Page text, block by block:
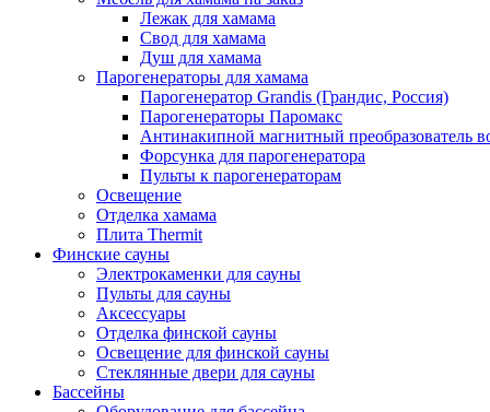
Лежак для хамама
Свод для хамама
Душ для хамама
Парогенераторы для хамама
Парогенератор Grandis (Грандис, Россия)
Парогенераторы Паромакс
Антинакипной магнитный преобразователь
Форсунка для парогенератора
Пульты к парогенераторам
Освещение
Отделка хамама
Плита Thermit
Финские сауны
Электрокаменки для сауны
Пульты для сауны
Аксессуары
Отделка финской сауны
Освещение для финской сауны
Стеклянные двери для сауны
Бассейны